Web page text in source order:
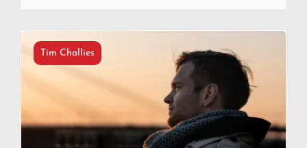
Tim Challies